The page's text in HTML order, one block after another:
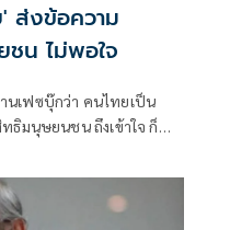
ส่งข้อความ
น ไม่พอใจ
เฟซบุ๊กว่า คนไทยเป็น
ธิมนุษยนชน ถึงเข้าใจ ก็